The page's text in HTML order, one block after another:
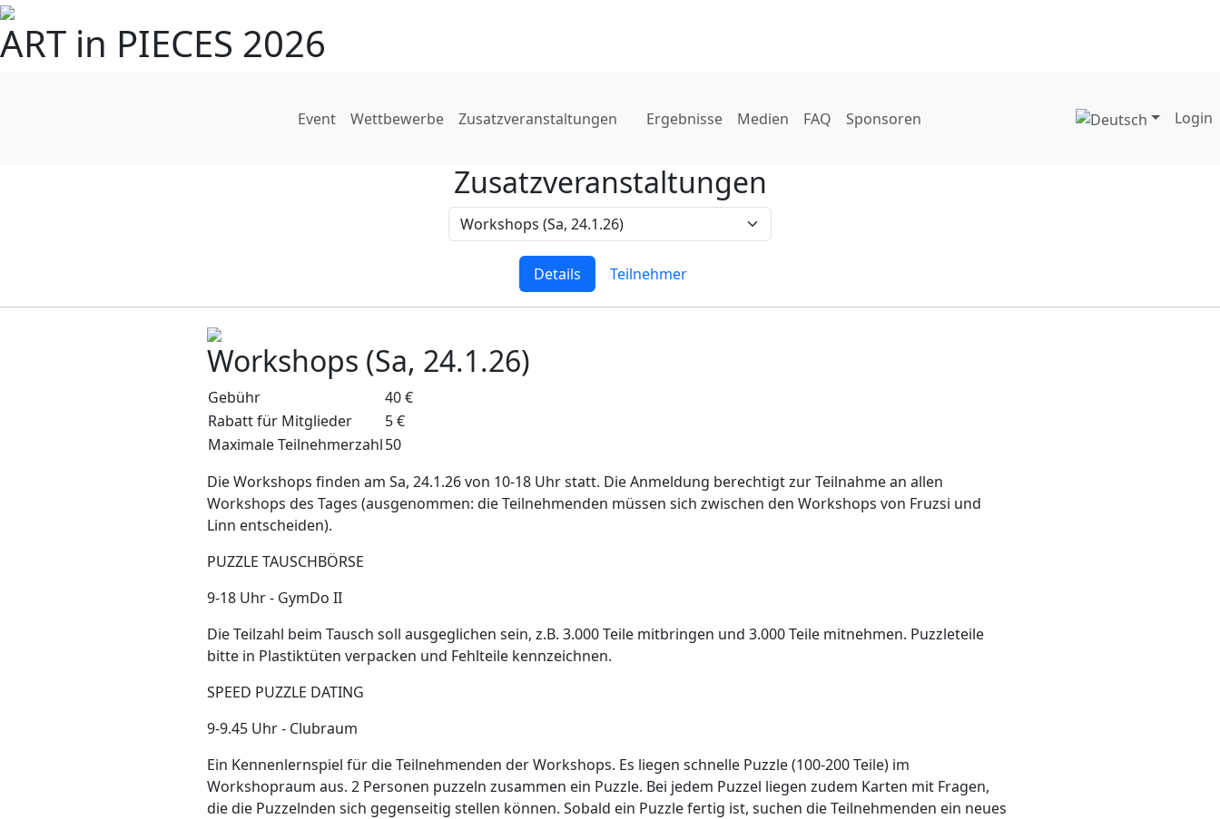
ART in PIECES 2026
Event Wettbewerbe Zusatzveranstaltungen Ergebnisse Medien FAQ Sponsoren Login
Zusatzveranstaltungen
Details Teilnehmer
Workshops (Sa, 24.1.26)
Gebühr
40 €
Rabatt für Mitglieder
5 €
Maximale Teilnehmerzahl50
Die Workshops finden am Sa, 24.1.26 von 10-18 Uhr statt. Die Anmeldung berechtigt zur Teilnahme an allen
Workshops des Tages (ausgenommen: die Teilnehmenden müssen sich zwischen den Workshops von Fruzsi und
Linn entscheiden).
PUZZLE TAUSCHBÖRSE
9-18 Uhr - GymDo II
Die Teilzahl beim Tausch soll ausgeglichen sein, z.B. 3.000 Teile mitbringen und 3.000 Teile mitnehmen. Puzzleteile
bitte in Plastiktüten verpacken und Fehlteile kennzeichnen.
SPEED PUZZLE DATING
9-9.45 Uhr - Clubraum
Ein Kennenlernspiel für die Teilnehmenden der Workshops. Es liegen schnelle Puzzle (100-200 Teile) im
Workshopraum aus. 2 Personen puzzeln zusammen ein Puzzle. Bei jedem Puzzel liegen zudem Karten mit Fragen,
die die Puzzelnden sich gegenseitig stellen können. Sobald ein Puzzle fertig ist, suchen die Teilnehmenden ein neues